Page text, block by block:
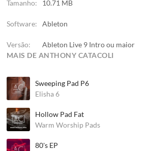
Tamanho: 10.71 MB
Software: Ableton
Versão:
Ableton Live 9 Intro ou maior
MAIS DE ANTHONY CATACOLI
Sweeping Pad P6
Elisha 6
Hollow Pad Fat
Warm Worship Pads
80's EP